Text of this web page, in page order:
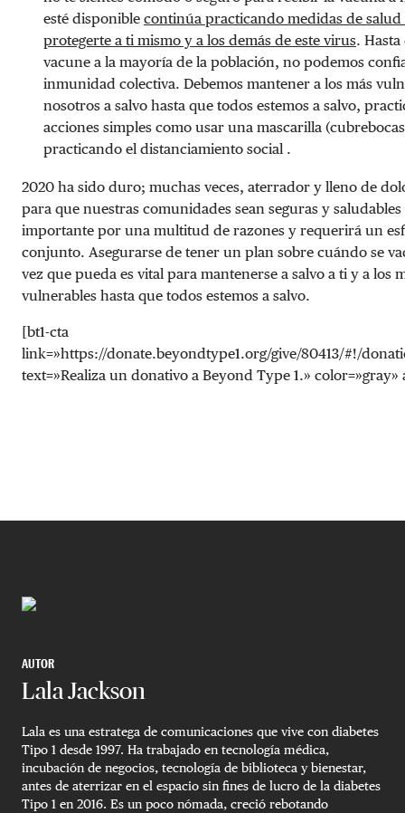
esté disponible continúa practicando medidas de salud
protegerte a ti mismo y a los demás de este virus. Hasta
vacune a la mayoría de la población, no podemos
inmunidad colectiva. Debemos mantener a los más
nosotros a salvo hasta que todos estemos a salvo,
acciones simples como usar una mascarilla
practicando el distanciamiento social .
2020 ha sido duro; muchas veces, aterrador y lleno de
para que nuestras comunidades sean seguras y saludables
importante por una multitud de razones y requerirá un
conjunto. Asegurarse de tener un plan sobre cuándo se
vez que pueda es vital para mantenerse a salvo a ti y a los
vulnerables hasta que todos estemos a salvo.
[bt1-cta
link=»https://donate.beyondtype1.org/give/80413/#!/
text=»Realiza un donativo a Beyond Type 1.» color=»gray»
AUTOR
Lala Jackson
Lala es una estratega de comunicaciones que vive con diabetes
Tipo 1 desde 1997. Ha trabajado en tecnología médica,
incubación de negocios, tecnología de biblioteca y bienestar,
antes de aterrizar en el espacio sin fines de lucro de la diabetes
Tipo 1 en 2016. Es un poco nómada, creció rebotando